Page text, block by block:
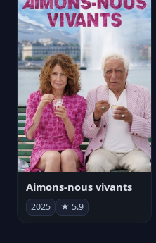
Aimons-nous vivants
2025 ★ 5.9